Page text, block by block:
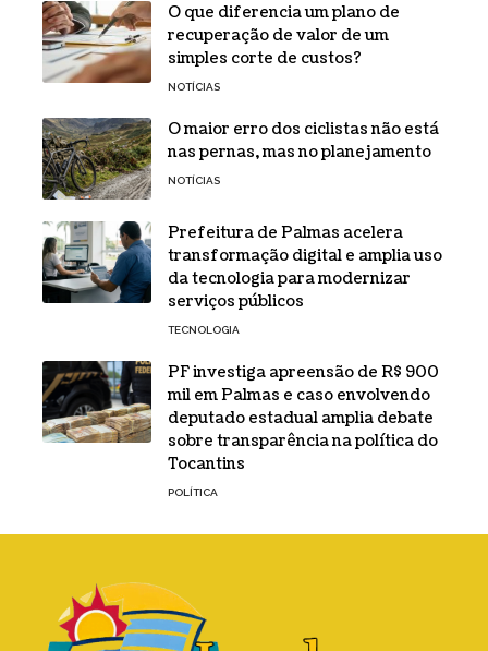
O que diferencia um plano de
recuperação de valor de um
simples corte de custos?
NOTÍCIAS
O maior erro dos ciclistas não está
nas pernas, mas no planejamento
NOTÍCIAS
Prefeitura de Palmas acelera
transformação digital e amplia uso
da tecnologia para modernizar
serviços públicos
TECNOLOGIA
PF investiga apreensão de R$ 900
mil em Palmas e caso envolvendo
deputado estadual amplia debate
sobre transparência na política do
Tocantins
POLÍTICA